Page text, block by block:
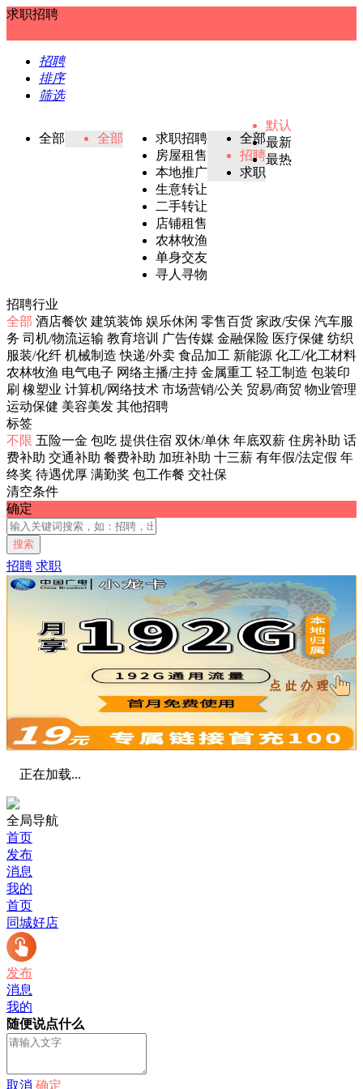
求职招聘
招聘
排序
筛选
全部 全部
求职招聘
房屋租售
本地推广
生意转让
二手转让
店铺租售
农林牧渔
单身交友
寻人寻物
全部
招聘
求职
默认
最新
最热
招聘行业
全部 酒店餐饮 建筑装饰 娱乐休闲 零售百货 家政/安保 汽车服
务 司机/物流运输 教育培训 广告传媒 金融保险 医疗保健 纺织
服装/化纤 机械制造 快递/外卖 食品加工 新能源 化工/化工材料
农林牧渔 电气电子 网络主播/主持 金属重工 轻工制造 包装印
刷 橡塑业 计算机/网络技术 市场营销/公关 贸易/商贸 物业管理
运动保健 美容美发 其他招聘
标签
不限 五险一金 包吃 提供住宿 双休/单休 年底双薪 住房补助 话
费补助 交通补助 餐费补助 加班补助 十三薪 有年假/法定假 年
终奖 待遇优厚 满勤奖 包工作餐 交社保
清空条件
确定
搜索
招聘 求职
正在加载...
全局导航
首页
发布
消息
我的
首页
同城好店
发布
消息
我的
随便说点什么
取消 确定